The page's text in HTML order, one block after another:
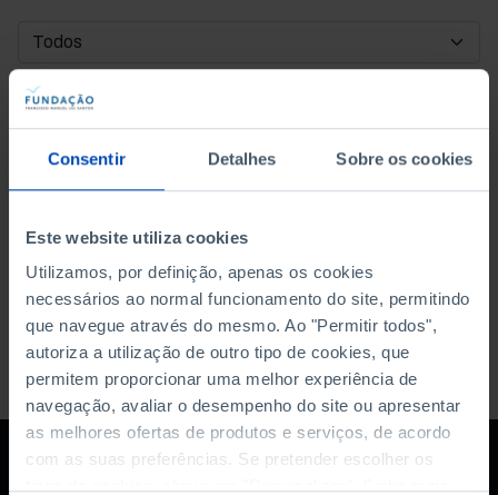
Consentir Detalhes Sobre os cookies
Este website utiliza cookies
Utilizamos, por definição, apenas os cookies
necessários ao normal funcionamento do site, permitindo
que navegue através do mesmo. Ao "Permitir todos",
autoriza a utilização de outro tipo de cookies, que
permitem proporcionar uma melhor experiência de
navegação, avaliar o desempenho do site ou apresentar
as melhores ofertas de produtos e serviços, de acordo
com as suas preferências. Se pretender escolher os
DATA DE INÍCIO
DATA DE FIM